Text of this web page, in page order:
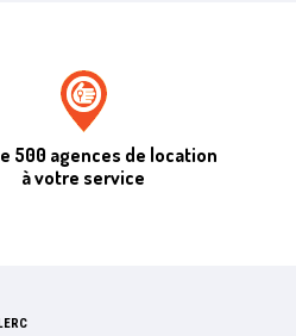
500 agences de location
à votre service